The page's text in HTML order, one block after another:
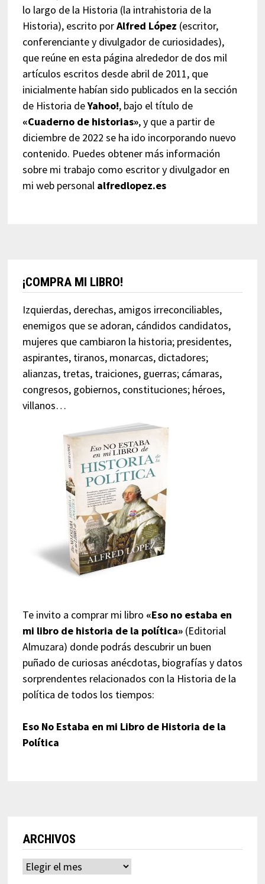
lo largo de la Historia (la intrahistoria de la
Historia), escrito porAlfred López (escritor,
conferenciante y divulgador de curiosidades),
que reúne en esta página alrededor de dos mil
artículos escritos desde abril de 2011, que
inicialmente habían sido publicados en la sección
de Historia deYahoo!, bajo el título de
«Cuaderno de historias», y que a partir de
diciembre de 2022 se ha ido incorporando nuevo
contenido. Puedes obtener más información
sobre mi trabajo como escritor y divulgador en
mi web personal alfredlopez.es
¡COMPRA MI LIBRO!
Izquierdas, derechas, amigos irreconciliables,
enemigos que se adoran, cándidos candidatos,
mujeres que cambiaron la historia; presidentes,
aspirantes, tiranos, monarcas, dictadores;
alianzas, tretas, traiciones, guerras; cámaras,
congresos, gobiernos, constituciones; héroes,
villanos…
Te invito a comprar mi libro «Eso no estaba en
mi libro de historia de la política»(Editorial
Almuzara) donde podrás descubrir un buen
puñado de curiosas anécdotas, biografías y datos
sorprendentes relacionados con la Historia de la
política de todos los tiempos:
Eso No Estaba en mi Libro de Historia de la
Política
ARCHIVOS
Archivos